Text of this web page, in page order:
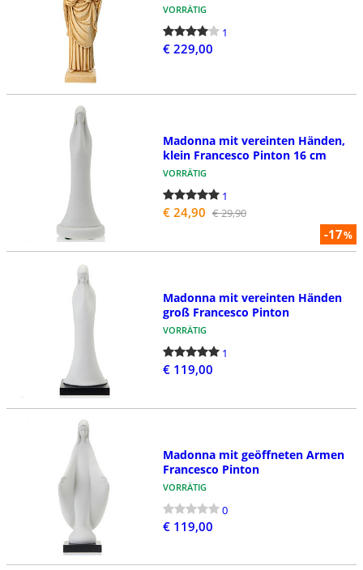
VORRÄTIG
1
€ 229,00
-17%
Madonna mit vereinten Händen,
klein Francesco Pinton 16 cm
VORRÄTIG
1
€ 24,90 € 29,90
Madonna mit vereinten Händen
groß Francesco Pinton
VORRÄTIG
1
€ 119,00
Madonna mit geöffneten Armen
Francesco Pinton
VORRÄTIG
0
€ 119,00